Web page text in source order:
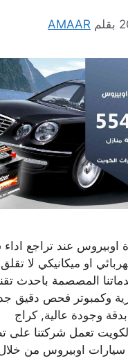
بقلم AMAAR
اوبيروس عند تراجع اداء
او ميكانيكي لا تقلق
المصصمة باحدث
وكمبوتر فحص دقيق
وجودة عالية, كراج
تعمل شركتنا على
سيارات اوبيروس من